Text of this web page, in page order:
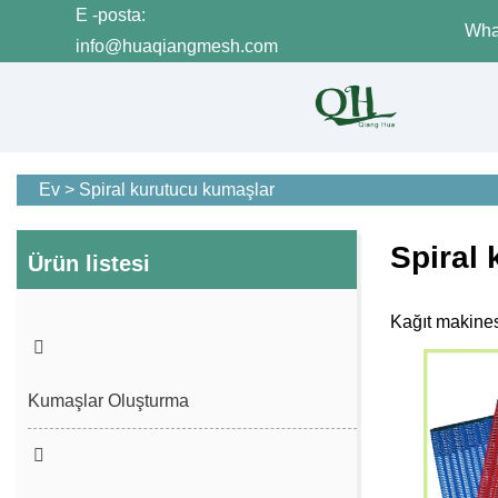
E -posta:
info@huaqiangmesh.com
Ev > Spiral kurutucu kumaşlar
Ürün listesi
Kumaşlar Oluşturma
Spiral
Kağıt